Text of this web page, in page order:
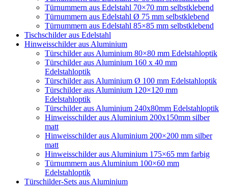
Türnummern aus Edelstahl 70×70 mm selbstklebend
Türnummern aus Edelstahl Ø 75 mm selbstklebend
Türnummern aus Edelstahl 85×85 mm selbstklebend
Tischschilder aus Edelstahl
Hinweisschilder aus Aluminium
Türschilder aus Aluminium 80×80 mm Edelstahloptik
Türschilder aus Aluminium 160 x 40 mm
Edelstahloptik
Türschilder aus Aluminium Ø 100 mm Edelstahloptik
Türschilder aus Aluminium 120×120 mm
Edelstahloptik
Türschilder aus Aluminium 240x80mm Edelstahloptik
Hinweisschilder aus Aluminium 200x150mm silber
matt
Hinweisschilder aus Aluminium 200×200 mm silber
matt
Hinweisschilder aus Aluminium 175×65 mm farbig
Türnummern aus Aluminium 100×60 mm
Edelstahloptik
Türschilder-Sets aus Aluminium